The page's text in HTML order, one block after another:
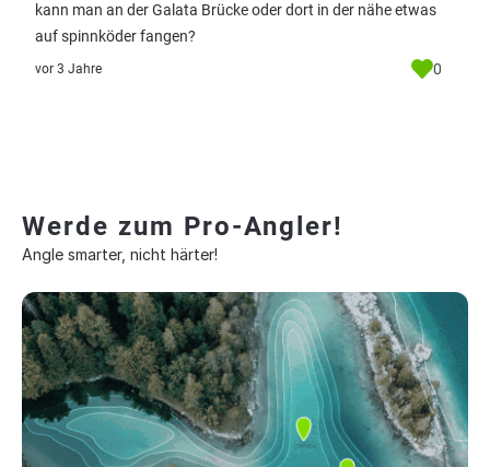
kann man an der Galata Brücke oder dort in der nähe etwas
auf spinnköder fangen?
vor 3 Jahre 0
Werde zum Pro-Angler!
Angle smarter, nicht härter!